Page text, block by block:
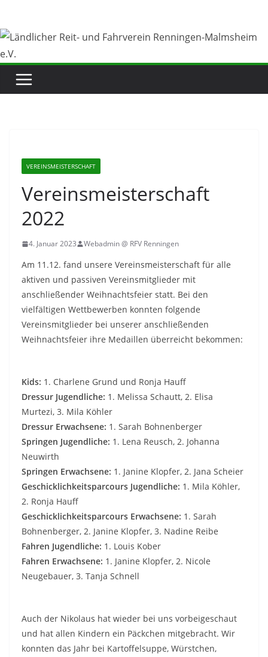
springen
VEREINSMEISTERSCHAFT
Vereinsmeisterschaft
2022
4. Januar 2023 Webadmin @ RFV Renningen
Am 11.12. fand unsere Vereinsmeisterschaft für alle
aktiven und passiven Vereinsmitglieder mit
anschließender Weihnachtsfeier statt. Bei den
vielfältigen Wettbewerben konnten folgende
Vereinsmitglieder bei unserer anschließenden
Weihnachtsfeier ihre Medaillen überreicht bekommen:
Kids: 1. Charlene Grund und Ronja Hauff
Dressur Jugendliche: 1. Melissa Schautt, 2. Elisa
Murtezi, 3. Mila Köhler
Dressur Erwachsene: 1. Sarah Bohnenberger
Springen Jugendliche: 1. Lena Reusch, 2. Johanna
Neuwirth
Springen Erwachsene: 1. Janine Klopfer, 2. Jana Scheier
Geschicklichkeitsparcours Jugendliche: 1. Mila Köhler,
2. Ronja Hauff
Geschicklichkeitsparcours Erwachsene: 1. Sarah
Bohnenberger, 2. Janine Klopfer, 3. Nadine Reibe
Fahren Jugendliche: 1. Louis Kober
Fahren Erwachsene: 1. Janine Klopfer, 2. Nicole
Neugebauer, 3. Tanja Schnell
Auch der Nikolaus hat wieder bei uns vorbeigeschaut
und hat allen Kindern ein Päckchen mitgebracht. Wir
konnten das Jahr bei Kartoffelsuppe, Würstchen,